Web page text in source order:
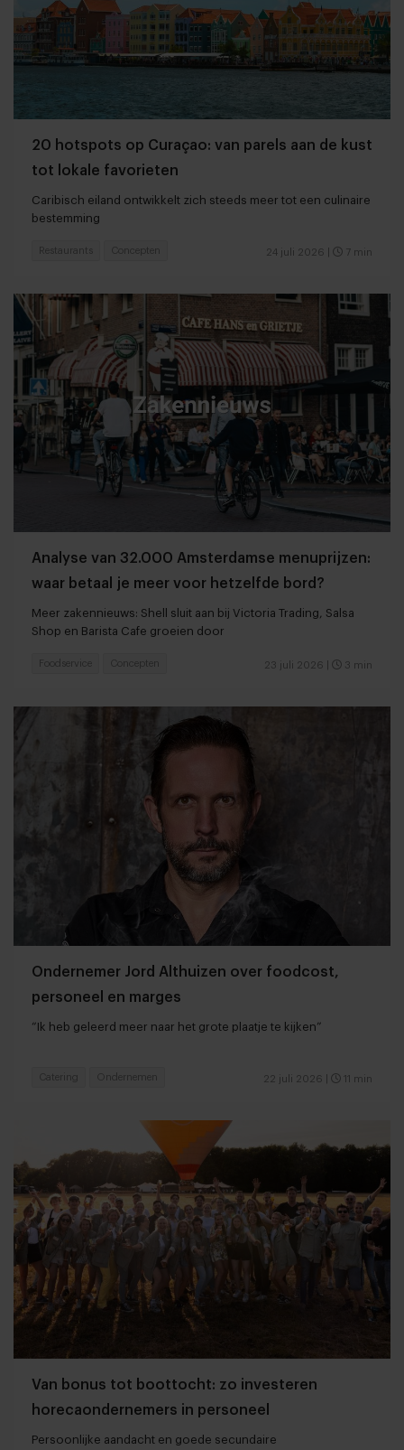
20 hotspots op Curaçao: van parels aan de kust
tot lokale favorieten
Caribisch eiland ontwikkelt zich steeds meer tot een culinaire
bestemming
24 juli 2026 7 min
Restaurants Concepten
Analyse van 32.000 Amsterdamse menuprijzen:
waar betaal je meer voor hetzelfde bord?
Meer zakennieuws: Shell sluit aan bij Victoria Trading, Salsa
Shop en Barista Cafe groeien door
23 juli 2026 3 min
Foodservice Concepten
Ondernemer Jord Althuizen over foodcost,
personeel en marges
“Ik heb geleerd meer naar het grote plaatje te kijken”
22 juli 2026 11 min
Catering Ondernemen
Van bonus tot boottocht: zo investeren
horecaondernemers in personeel
Persoonlijke aandacht en goede secundaire